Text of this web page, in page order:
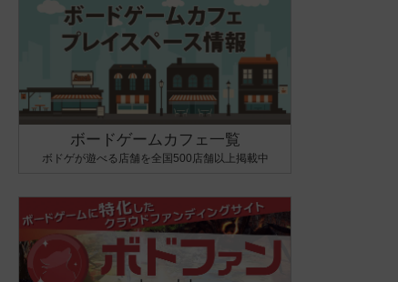
ボードゲームカフェ一覧
ボドゲが遊べる店舗を全国500店舗以上掲載中